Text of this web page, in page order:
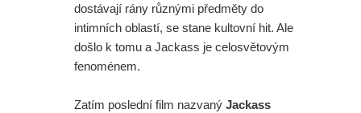
dostávají rány různými předměty do
intimních oblastí, se stane kultovní hit. Ale
došlo k tomu a Jackass je celosvětovým
fenoménem.
Zatím poslední film nazvaný Jackass